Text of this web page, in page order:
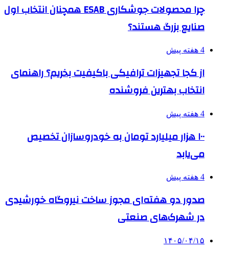
چرا محصولات جوشکاری ESAB همچنان انتخاب اول
صنایع بزرگ هستند؟
4 هفته پیش
از کجا تجهیزات ترافیکی باکیفیت بخریم؟ راهنمای
انتخاب بهترین فروشنده
4 هفته پیش
۱۰۰ هزار میلیارد تومان به خودروسازان تخصیص
می‌یابد
4 هفته پیش
صدور دو هفته‌ای مجوز ساخت نیروگاه خورشیدی
در شهرک‌های صنعتی
۱۴۰۵/۰۴/۱۵